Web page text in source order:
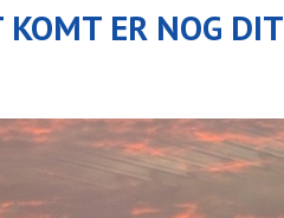
ER NOG DIT